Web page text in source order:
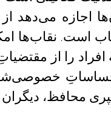
اجازه می‌دهد
است. نقاب‌ها
افراد را از
محافظ،